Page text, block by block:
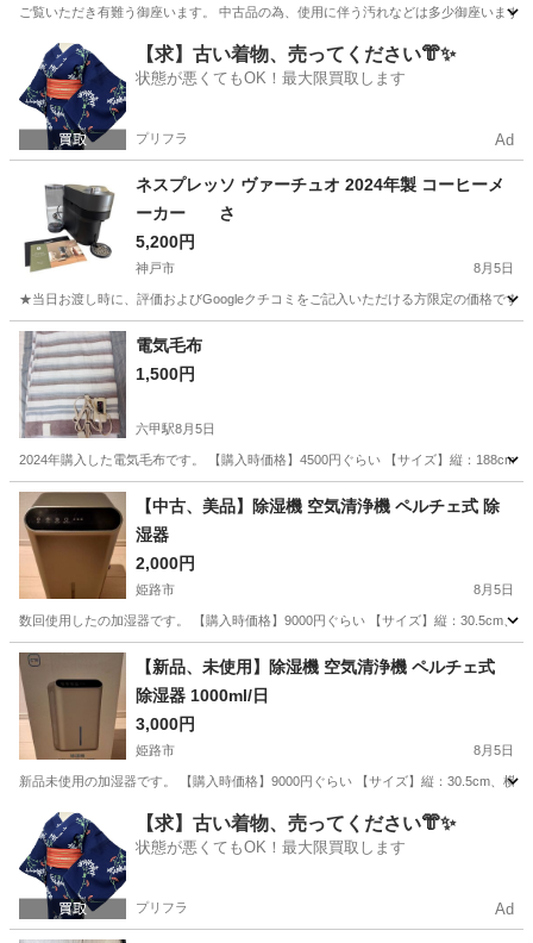
ご覧いただき有難う御座います。 中古品の為、使用に伴う汚れなどは多少御座いま
兵庫 神戸市 苅藻駅 テレビ カラーテレビ
【求】古い着物、売ってください👘✨
状態が悪くてもOK！最大限買取します
プリフラ Ad
ネスプレッソ ヴァーチュオ 2024年製 コーヒーメ
ーカー さ
5,200円
神戸市 8月5日
★当日お渡し時に、評価およびGoogleクチコミをご記入いただける方限定の価格です
兵庫 神戸市 キッチン家電
電気毛布
1,500円
六甲駅8月5日
2024年購入した電気毛布です。 【購入時価格】4500円ぐらい 【サイズ】縦：188cm
兵庫 神戸市 六甲駅 季節、空調家電 プロテクター
【中古、美品】除湿機 空気清浄機 ペルチェ式 除
湿器
2,000円
姫路市 8月5日
数回使用したの加湿器です。 【購入時価格】9000円ぐらい 【サイズ】縦：30.5cm
兵庫 姫路市 季節、空調家電 状態
【新品、未使用】除湿機 空気清浄機 ペルチェ式
除湿器 1000ml/日
3,000円
姫路市 8月5日
新品未使用の加湿器です。 【購入時価格】9000円ぐらい 【サイズ】縦：30.5cm、
兵庫 姫路市 季節、空調家電 ペルチェ
【求】古い着物、売ってください👘✨
状態が悪くてもOK！最大限買取します
プリフラ Ad